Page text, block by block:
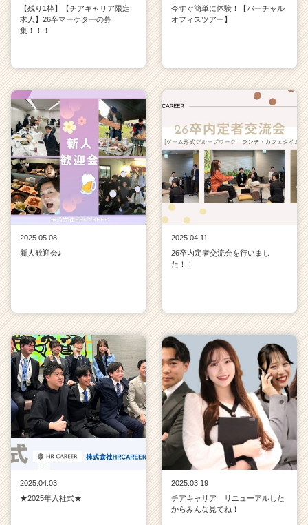
【残り1枠】【チアキャリア限定
求人】26卒マーケターの募
集！！！
今すぐ簡単に体験！【バーチャル
オフィスツアー】
2025.05.08
新人歓迎会♪
2025.04.11
26卒内定者交流会を行いまし
た！！
2025.04.03
★2025年入社式★
2025.03.19
チアキャリア リニューアルした
からみんな見てね！